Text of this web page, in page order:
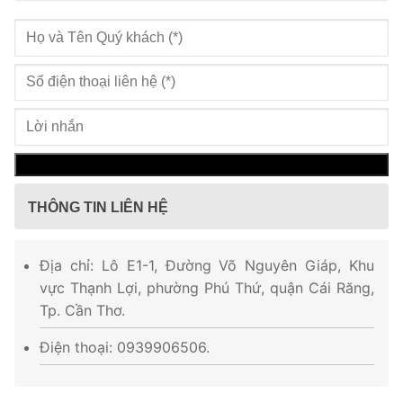
THÔNG TIN LIÊN HỆ
Địa chỉ: Lô E1-1, Đường Võ Nguyên Giáp, Khu
vực Thạnh Lợi, phường Phú Thứ, quận Cái Răng,
Tp. Cần Thơ.
Điện thoại: 0939906506.